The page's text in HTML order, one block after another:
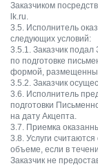
Заказчиком
lk.ru.
3.5. Исполнитель
следующих условий:
3.5.1. Заказчик подал
по подготовке
формой,
3.5.2. Заказчик
3.6. Исполнитель
подготовки
на дату Акцепта.
3.7. Приемка
3.8. Услуги
объеме, если в
Заказчик не